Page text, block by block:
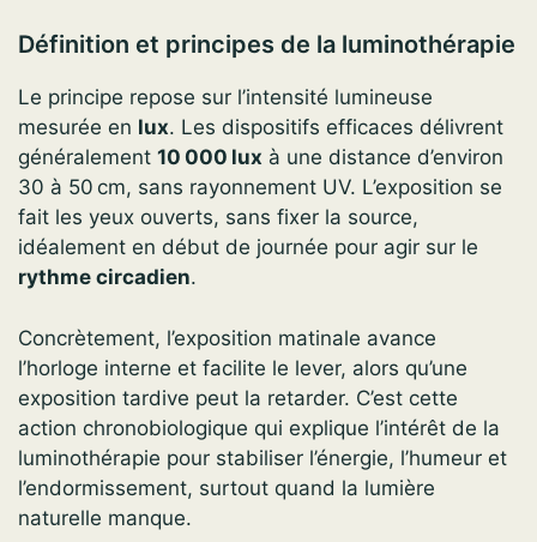
Définition et principes de la luminothérapie
Le principe repose sur l’intensité lumineuse
mesurée en lux. Les dispositifs efficaces délivrent
généralement 10 000 lux à une distance d’environ
30 à 50 cm, sans rayonnement UV. L’exposition se
fait les yeux ouverts, sans fixer la source,
idéalement en début de journée pour agir sur le
rythme circadien.
Concrètement, l’exposition matinale avance
l’horloge interne et facilite le lever, alors qu’une
exposition tardive peut la retarder. C’est cette
action chronobiologique qui explique l’intérêt de la
luminothérapie pour stabiliser l’énergie, l’humeur et
l’endormissement, surtout quand la lumière
naturelle manque.